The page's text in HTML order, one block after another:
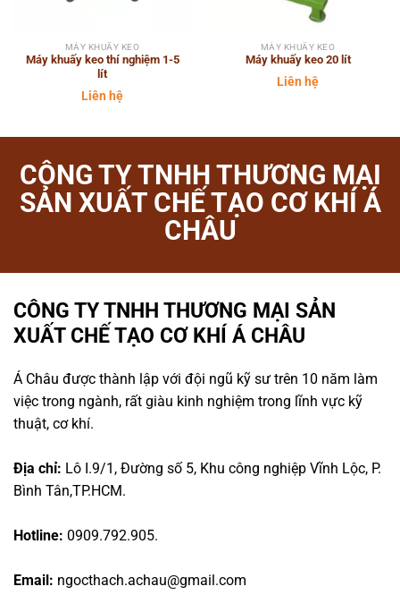
MÁY KHUẤY KEO
Máy khuấy keo thí nghiệm 1-5
lít
Liên hệ
MÁY KHUẤY KEO
Máy khuấy keo 20 lít
Liên hệ
CÔNG TY TNHH THƯƠNG MẠI
SẢN XUẤT CHẾ TẠO CƠ KHÍ Á
CHÂU
CÔNG TY TNHH THƯƠNG MẠI SẢN
XUẤT CHẾ TẠO CƠ KHÍ Á CHÂU
Á Châu được thành lập với đội ngũ kỹ sư trên 10 năm làm
việc trong ngành, rất giàu kinh nghiệm trong lĩnh vực kỹ
thuật, cơ khí.
Địa chỉ: Lô I.9/1, Đường số 5, Khu công nghiệp Vĩnh Lộc, P.
Bình Tân,TP.HCM.
Hotline: 0909.792.905.
Email: ngocthach.achau@gmail.com